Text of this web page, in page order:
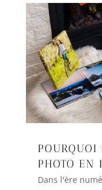
PHOTO EN
Dans l'ère